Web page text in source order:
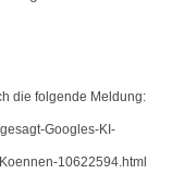
die folgende Meldung:
Googles-KI-
10622594.html